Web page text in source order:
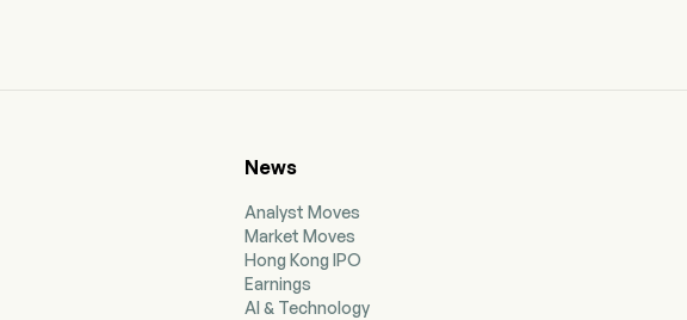
News
Analyst Moves
Market Moves
Hong Kong IPO
Earnings
AI & Technology